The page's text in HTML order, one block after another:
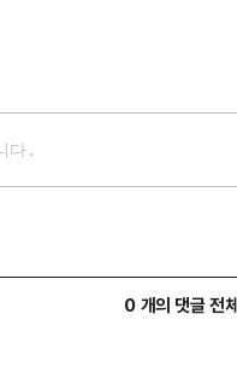
0 개의 댓글 전